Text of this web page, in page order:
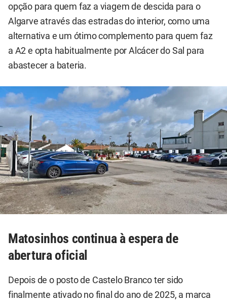
opção para quem faz a viagem de descida para o
Algarve através das estradas do interior, como uma
alternativa e um ótimo complemento para quem faz
a A2 e opta habitualmente por Alcácer do Sal para
abastecer a bateria.
Matosinhos continua à espera de
abertura oficial
Depois de o posto de Castelo Branco ter sido
finalmente ativado no final do ano de 2025, a marca